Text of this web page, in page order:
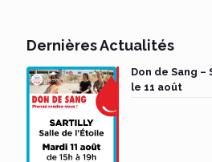
Dernières Actualités
Don de Sang
le 11 août